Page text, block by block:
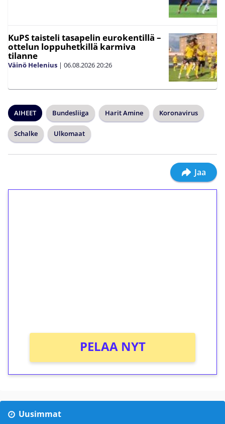
KuPS taisteli tasapelin eurokentillä –
ottelun loppuhetkillä karmiva
tilanne
Väinö Helenius | 06.08.202620:26
AIHEET Bundesliiga Harit Amine Koronavirus
Schalke Ulkomaat
Jaa
PELAA NYT
Uusimmat